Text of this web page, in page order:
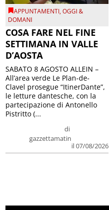
APPUNTAMENTI,OGGI &
DOMANI
COSA FARE NEL FINE
SETTIMANA IN VALLE
D’AOSTA
di
gazzettamatin
il 07/08/2026
SABATO 8 AGOSTO ALLEIN –
All’area verde Le Plan-de-
Clavel prosegue “ItinerDante”,
le letture dantesche, con la
partecipazione di Antonello
Pistritto (...